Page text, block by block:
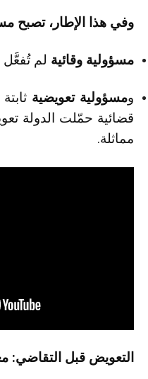
وفي هذا الإطار، تصبح
مسؤولية وقائية لم تُفعَّل
ومسؤولية تعويضية
قضائية حمّلت الدولة
مماثلة.
التعويض قبل التقاضي: